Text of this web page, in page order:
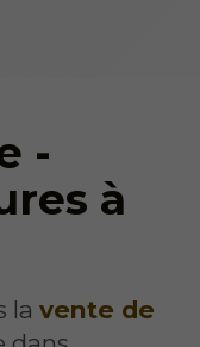
-
à
lavente de